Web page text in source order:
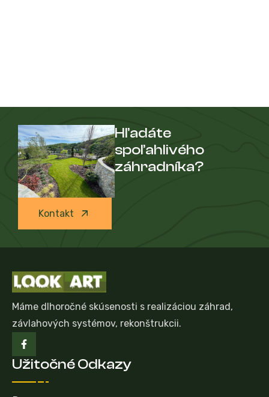
Hľadáte
spoľahlivého
záhradníka?
Kontakt
Máme dlhoročné skúsenosti s realizáciou záhrad,
závlahových systémov, rekonštrukcii.
Užitočné Odkazy